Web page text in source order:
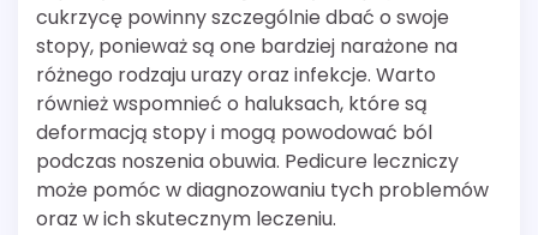
cukrzycę powinny szczególnie dbać o swoje
stopy, ponieważ są one bardziej narażone na
różnego rodzaju urazy oraz infekcje. Warto
również wspomnieć o haluksach, które są
deformacją stopy i mogą powodować ból
podczas noszenia obuwia. Pedicure leczniczy
może pomóc w diagnozowaniu tych problemów
oraz w ich skutecznym leczeniu.